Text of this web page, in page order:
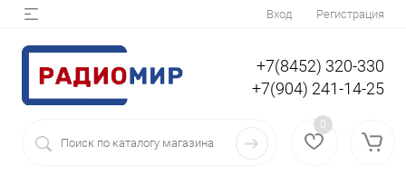
Вход Регистрация
+7(8452) 320-330
+7(904) 241-14-25
0